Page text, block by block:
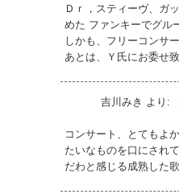
Ｄｒ，スティーヴ、ガ
めた ファンキーでグル
しかも、フリーコンサ
あとは、Ｙ氏にお委せ
吉川みき より:
コンサート、とてもよ
たいなものを口にされ
だわと感じる成熟した